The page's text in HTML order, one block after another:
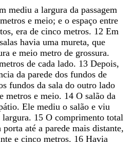
mediu a largura da passagem
metros e meio; e o espaço entre
, era de cinco metros. 12 Em
salas havia uma mureta, que
e meio metro de grossura.
de cada lado. 13 Depois,
da parede dos fundos de
fundos da sala do outro lado
metros e meio. 14 O salão da
. Ele mediu o salão e viu
largura. 15 O comprimento total
porta até a parede mais distante,
e cinco metros. 16 Havia